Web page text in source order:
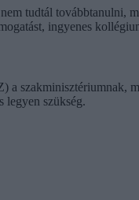
tudtál továbbtanulni,
ingyenes
a szakminisztériumnak,
legyen szükség.